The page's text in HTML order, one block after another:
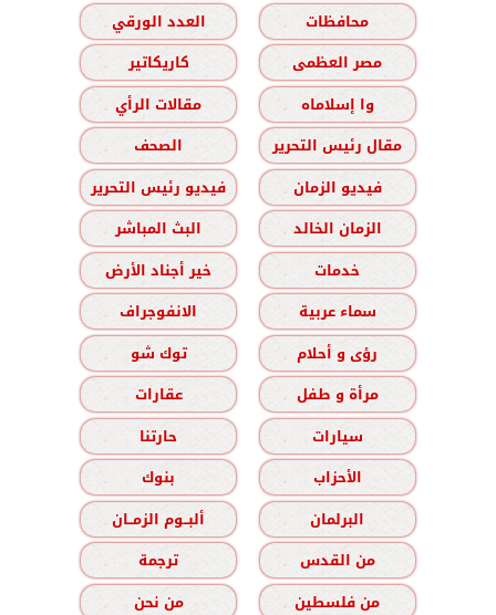
محافظات
العدد الورقي
مصر العظمى
كاريكاتير
وا إسلاماه
مقالات الرأي
مقال رئيس التحرير
الصحف
فيديو الزمان
فيديو رئيس التحرير
الزمان الخالد
البث المباشر
خدمات
خير أجناد الأرض
سماء عربية
الانفوجراف
رؤى و أحلام
توك شو
مرأة و طفل
عقارات
سيارات
حارتنا
الأحزاب
بنوك
البرلمان
ألبــوم الزمــان
من القدس
ترجمة
من فلسطين
من نحن